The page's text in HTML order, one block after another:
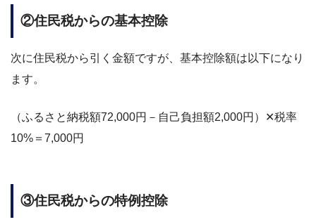
②住民税からの基本控除
次に住民税から引く金額ですが、基本控除額は以下になり
ます。
（ふるさと納税額72,000円－自己負担額2,000円）✕税率
10%＝7,000円
③住民税からの特例控除